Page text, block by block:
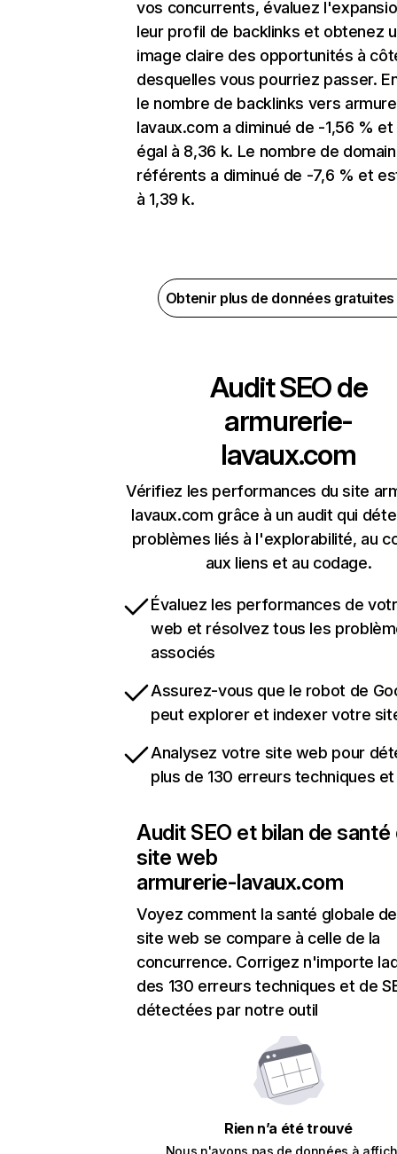
vos concurrents, évaluez
leur profil de backlinks et obtenez
image claire des opportunités à
desquelles vous pourriez passer.
le nombre de backlinks vers
lavaux.com a diminué de -1,56 %
égal à 8,36 k. Le nombre de
référents a diminué de -7,6 % et
à 1,39 k.
Obtenir plus de données
Audit SEO de
armurerie-
lavaux.com
Vérifiez les performances du site
lavaux.com grâce à un audit qui
problèmes liés à l'explorabilité, au
aux liens et au codage.
Évaluez les performances de
web et résolvez tous les
associés
Assurez-vous que le robot de
peut explorer et indexer votre
Analysez votre site web pour
plus de 130 erreurs techniques et
Audit SEO et bilan de santé
site web
armurerie-lavaux.com
Voyez comment la santé globale
site web se compare à celle de la
concurrence. Corrigez n'importe
des 130 erreurs techniques et de
détectées par notre outil
Rien n’a été trouvé